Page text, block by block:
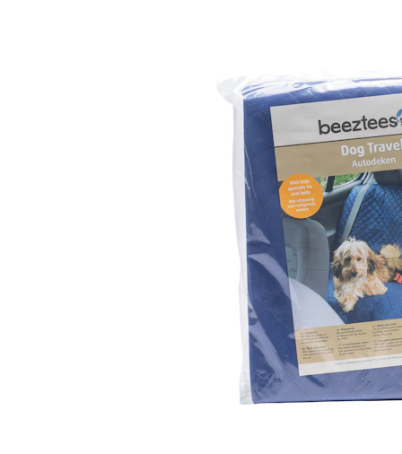
Biologisch
Vegan
Snacks
Bekijk alles